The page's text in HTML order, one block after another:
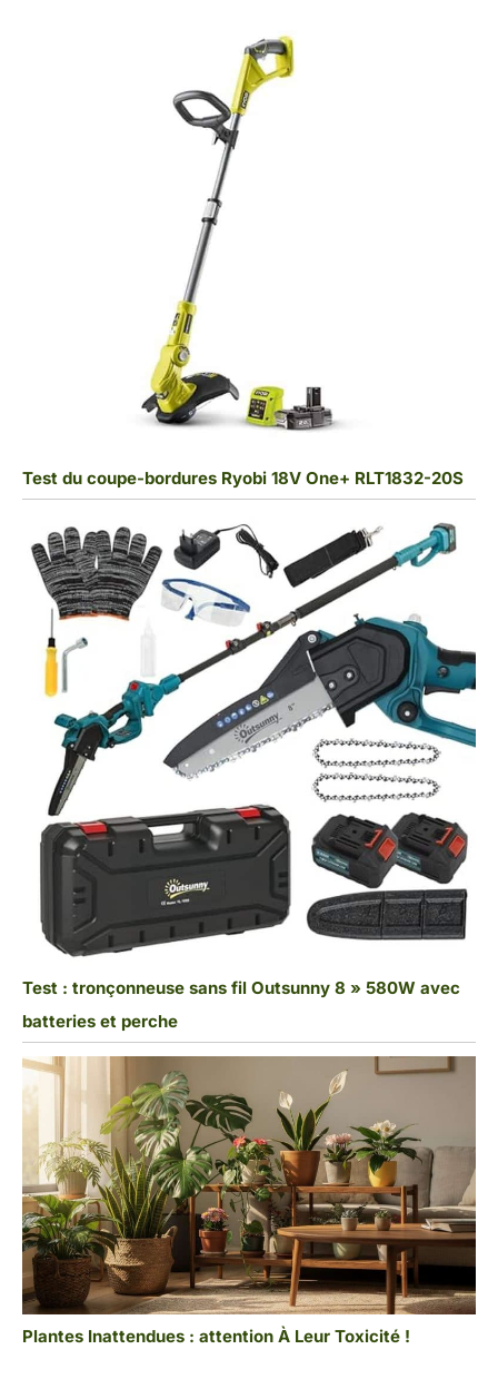
Test du coupe-bordures Ryobi 18V One+ RLT1832-20S
Test : tronçonneuse sans fil Outsunny 8 » 580W avec
batteries et perche
Plantes Inattendues : attention À Leur Toxicité !